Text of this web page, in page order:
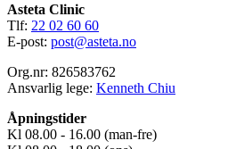
Asteta Clinic
Tlf: 22 02 60 60
E-post: post@asteta.no
Org.nr: 826583762
Ansvarlig lege: Kenneth Chiu
Åpningstider
Kl 08.00 - 16.00 (man-fre)